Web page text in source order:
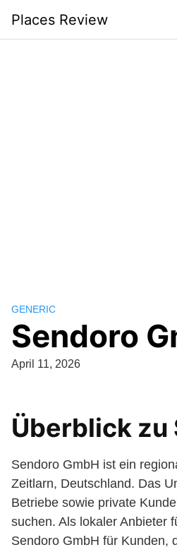
Places Review
GENERIC
Sendoro
April 11, 2026
Überblick zu
Sendoro GmbH ist ein
Zeitlarn, Deutschland. Das
Betriebe sowie private
suchen. Als lokaler Anbieter
Sendoro GmbH für Kunden,